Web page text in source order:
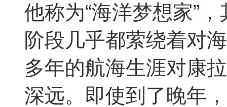
他称为“海洋梦想家”
阶段几乎都萦绕着对
多年的航海生涯对康
深远。即使到了晚年